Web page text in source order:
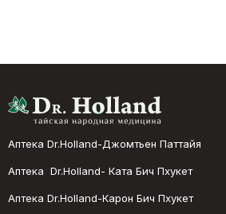
Аптека Dr.Holland-Джомтьен Паттайя
Аптека Dr.Holland- Ката Бич Пхукет
Аптека Dr.Holland-Карон Бич Пхукет